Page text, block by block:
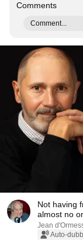
Comments
Comment...
Not having
almost no
Jean
Auto-